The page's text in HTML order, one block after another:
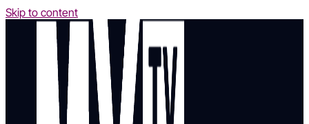
Skip to content